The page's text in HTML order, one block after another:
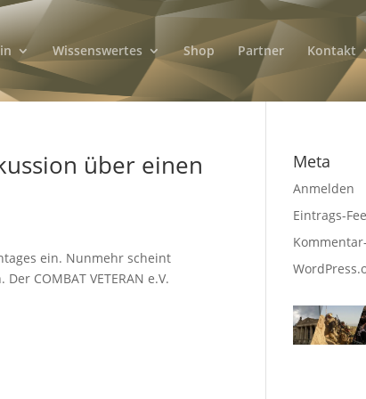
Wissenswertes Shop Partner Kontakt
über einen
ein. Nunmehr scheint
COMBAT VETERAN e.V.
Meta
Anmelden
Eintrags-